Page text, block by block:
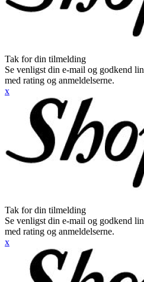
Tak for din tilmelding
Se venligst din e-mail og godkend
med rating og anmeldelserne.
x
Tak for din tilmelding
Se venligst din e-mail og godkend
med rating og anmeldelserne.
x